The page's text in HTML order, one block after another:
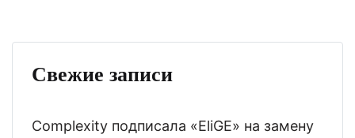
Свежие записи
Complexity подписала «EliGE» на замену